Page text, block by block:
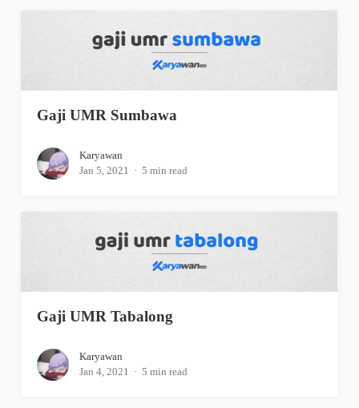
Gaji UMR Sumbawa
Karyawan
Jan 5, 2021
5 min read
Gaji UMR Tabalong
Karyawan
Jan 4, 2021
5 min read